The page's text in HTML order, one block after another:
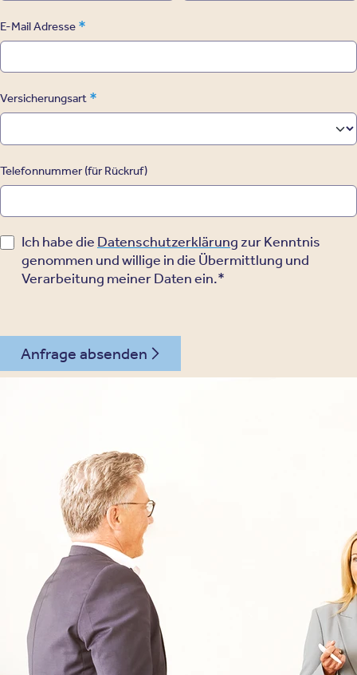
E-Mail Adresse *
Versicherungsart *
Telefonnummer (für Rückruf)
Ich habe die Datenschutzerklärung zur Kenntnis
genommen und willige in die Übermittlung und
Verarbeitung meiner Daten ein.*
Anfrage absenden
Informationen
Für Patienten
Für Zuweiser
Für Angehörige
Über Oberberg
Kliniken für Kinder & Jugendlichen
Krankheitsbilder & Therapien
Behandlungsfelder